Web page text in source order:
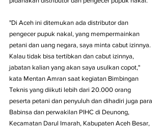
"Di Aceh ini ditemukan ada distributor dan
pengecer pupuk nakal, yang mempermainkan
petani dan uang negara, saya minta cabut izinnya.
Kalau tidak bisa tertibkan dan cabut izinnya,
jabatan kalian yang akan saya usulkan copot,"
kata Mentan Amran saat kegiatan Bimbingan
Teknis yang diikuti lebih dari 20.000 orang
peserta petani dan penyuluh dan dihadiri juga para
Babinsa dan perwakilan PIHC di Deunong,
Kecamatan Darul Imarah, Kabupaten Aceh Besar,